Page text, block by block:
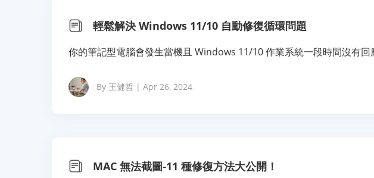
輕鬆解決 Windows 11/10 自動修復循環問題
你的筆記型電腦會發生當機且 Windows 11/10 作業系統一段時間沒有
By 王健哲 | Apr 26, 2024
MAC 無法截圖-11 種修復方法大公開！